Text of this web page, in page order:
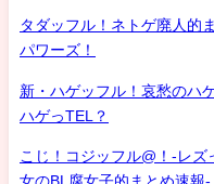
タダッフル！ネトゲ廃人的
パワーズ！
新・ハゲッフル！哀愁のハ
ハゲっTEL？
こじ！コジッフル@！-レ
女のBL腐女子的まとめ速報-